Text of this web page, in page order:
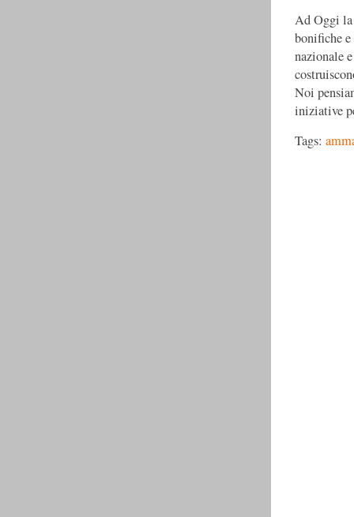
Ad Oggi la
bonifiche
nazionale
Noi
iniziative
Tags: